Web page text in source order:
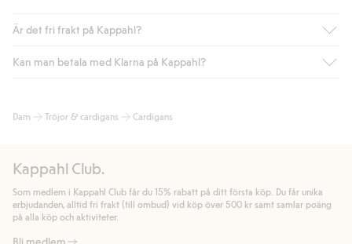
Är det fri frakt på Kappahl?
Är du medlem i Kappahl Club har du alltid gratis frakt till butik
automatik efter du loggat in och identifierats som medlem.
handlar för.
Läs mer
Kan man betala med Klarna på Kappahl?
bland annat faktura och swish men även andra betalningssätt.
allmänna villkor.
Läs mer
Dam Tröjor & cardigans Cardigans
Kappahl Club.
Som medlem i Kappahl Club får du 15% rabatt på ditt första köp. Du får unika
erbjudanden, alltid fri frakt (till ombud) vid köp över 500 kr samt samlar poäng
på alla köp och aktiviteter.
Bli medlem